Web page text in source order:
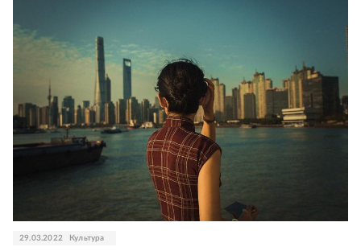
29.03.2022 Культура